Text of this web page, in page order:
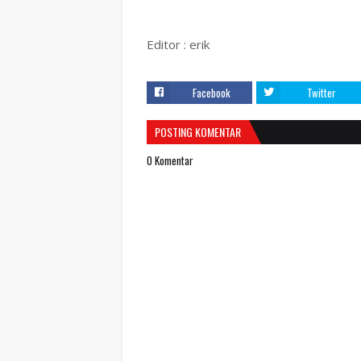
Editor : erik
Facebook Twitter
POSTING KOMENTAR
0 Komentar